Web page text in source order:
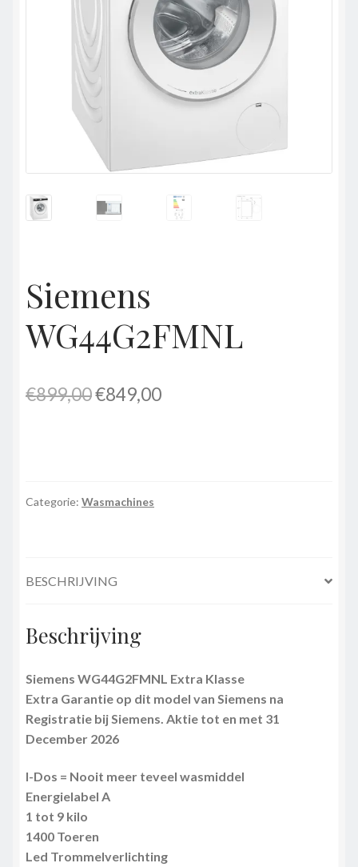
Siemens
WG44G2FMNL
€899,00Oorspronkelijke
€849,00Huidige
Categorie: Wasmachines
BESCHRIJVING
Beschrijving
Siemens WG44G2FMNL Extra Klasse
Extra Garantie op dit model van Siemens na
Registratie bij Siemens. Aktie tot en met 31
December 2026
I-Dos = Nooit meer teveel wasmiddel
Energielabel A
1 tot 9 kilo
1400 Toeren
Led Trommelverlichting